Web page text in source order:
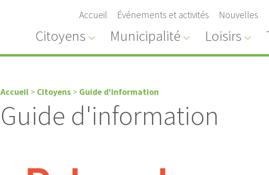
Accueil Événements et activités Nouvelles
Citoyens Municipalité Loisirs
Accueil > Citoyens > Guide d'information
Guide d'information